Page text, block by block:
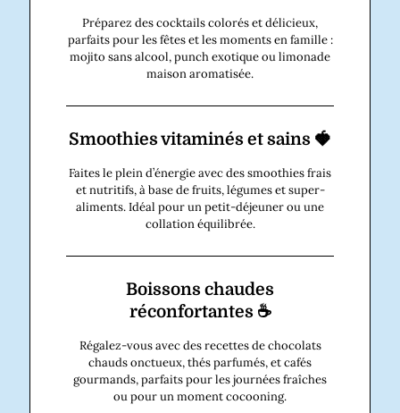
Préparez des cocktails colorés et délicieux,
parfaits pour les fêtes et les moments en famille :
mojito sans alcool, punch exotique ou limonade
maison aromatisée.
Smoothies vitaminés et sains 🍓
Faites le plein d’énergie avec des smoothies frais
et nutritifs, à base de fruits, légumes et super-
aliments. Idéal pour un petit-déjeuner ou une
collation équilibrée.
Boissons chaudes
réconfortantes ☕
Régalez-vous avec des recettes de chocolats
chauds onctueux, thés parfumés, et cafés
gourmands, parfaits pour les journées fraîches
ou pour un moment cocooning.